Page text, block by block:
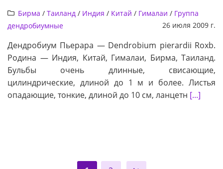
Бирма / Таиланд / Индия / Китай / Гималаи / Группа
дендробиумные
26 июля 2009 г.
Дендробиум Пьерара — Dendrobium pierardii Roxb.
Родина — Индия, Китай, Гималаи, Бирма, Таиланд.
Бульбы очень длинные, свисающие,
цилиндрические, длиной до 1 м и более. Листья
опадающие, тонкие, длиной до 10 см, ланцетн [...]